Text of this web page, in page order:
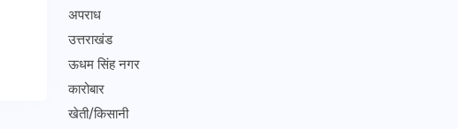
अपराध
उत्तराखंड
ऊधम सिंह नगर
कारोबार
खेती/किसानी